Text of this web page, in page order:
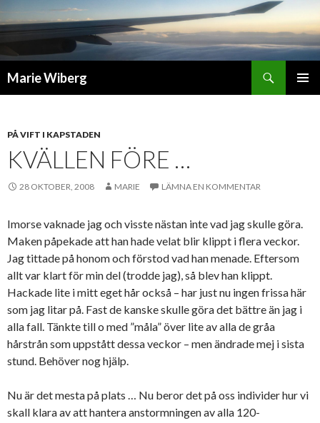
Marie Wiberg
PÅ VIFT I KAPSTADEN
KVÄLLEN FÖRE …
28 OKTOBER, 2008 MARIE LÄMNA EN KOMMENTAR
Imorse vaknade jag och visste nästan inte vad jag skulle göra.
Maken påpekade att han hade velat blir klippt i flera veckor.
Jag tittade på honom och förstod vad han menade. Eftersom
allt var klart för min del (trodde jag), så blev han klippt.
Hackade lite i mitt eget hår också – har just nu ingen frissa här
som jag litar på. Fast de kanske skulle göra det bättre än jag i
alla fall. Tänkte till o med ”måla” över lite av alla de gråa
hårstrån som uppstått dessa veckor – men ändrade mej i sista
stund. Behöver nog hjälp.
Nu är det mesta på plats … Nu beror det på oss individer hur vi
skall klara av att hantera anstormningen av alla 120-